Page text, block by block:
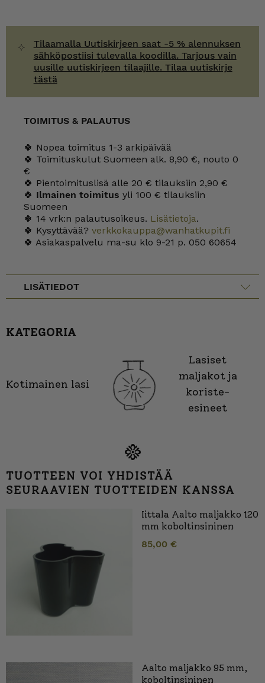
Tilaamalla Uutiskirjeen saat -5 % alennuksen
sähköpostiisi tulevalla koodilla. Tarjous vain
uusille uutiskirjeen tilaajille. Tilaa uutiskirje
tästä
TOIMITUS & PALAUTUS
🍀 Nopea toimitus 1-3 arkipäivää
🍀 Toimituskulut Suomeen alk. 8,90 €, nouto 0
€
🍀 Pientoimituslisä alle 20 € tilauksiin 2,90 €
🍀 Ilmainen toimitus yli 100 € tilauksiin
Suomeen
🍀 14 vrk:n palautusoikeus. Lisätietoja.
🍀 Kysyttävää? verkkokauppa@wanhatkupit.fi
🍀 Asiakaspalvelu ma-su klo 9-21 p. 050 60654
LISÄTIEDOT
KATEGORIA
Kotimainen lasi
Lasiset
maljakot ja
koriste-
esineet
TUOTTEEN VOI YHDISTÄÄ
SEURAAVIEN TUOTTEIDEN KANSSA
Iittala Aalto maljakko 120
mm koboltinsininen
85,00 €
Aalto maljakko 95 mm,
koboltinsininen